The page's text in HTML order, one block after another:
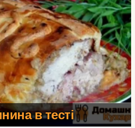
в тесті